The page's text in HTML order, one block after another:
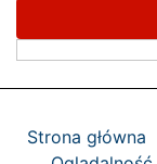
Strona główna